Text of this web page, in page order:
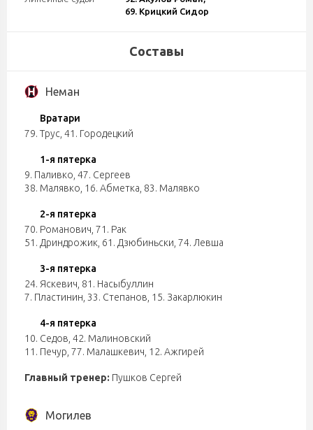
69. Крицкий Сидор
Составы
Неман
Вратари
79. Трус 41. Городецкий
1-я пятерка
9. Паливко 47. Сергеев
38. Малявко 16. Абметка 83. Малявко
2-я пятерка
70. Романович 71. Рак
51. Дриндрожик 61. Дзюбиньски 74. Левша
3-я пятерка
24. Яскевич 81. Насыбуллин
7. Пластинин 33. Степанов 15. Закарлюкин
4-я пятерка
10. Седов 42. Малиновский
11. Печур 77. Малашкевич 12. Ажгирей
Главный тренер: Пушков Сергей
Могилев